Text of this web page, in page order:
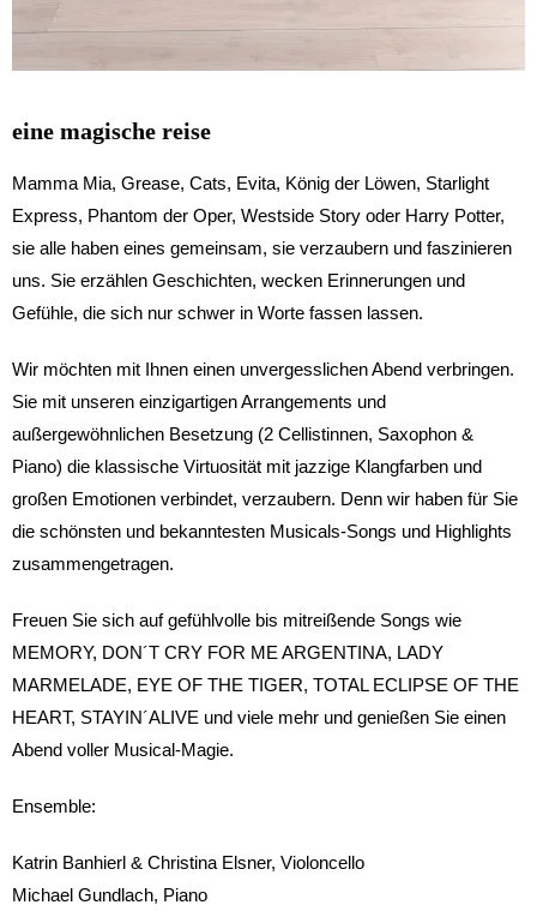
eine magische reise
Mamma Mia, Grease, Cats, Evita, König der Löwen, Starlight
Express, Phantom der Oper, Westside Story oder Harry Potter,
sie alle haben eines gemeinsam, sie verzaubern und faszinieren
uns. Sie erzählen Geschichten, wecken Erinnerungen und
Gefühle, die sich nur schwer in Worte fassen lassen.
Wir möchten mit Ihnen einen unvergesslichen Abend verbringen.
Sie mit unseren einzigartigen Arrangements und
außergewöhnlichen Besetzung (2 Cellistinnen, Saxophon &
Piano) die klassische Virtuosität mit jazzige Klangfarben und
großen Emotionen verbindet, verzaubern. Denn wir haben für Sie
die schönsten und bekanntesten Musicals-Songs und Highlights
zusammengetragen.
Freuen Sie sich auf gefühlvolle bis mitreißende Songs wie
MEMORY, DON´T CRY FOR ME ARGENTINA, LADY
MARMELADE, EYE OF THE TIGER, TOTAL ECLIPSE OF THE
HEART, STAYIN´ALIVE und viele mehr und genießen Sie einen
Abend voller Musical-Magie.
Ensemble:
Katrin Banhierl & Christina Elsner, Violoncello
Michael Gundlach, Piano